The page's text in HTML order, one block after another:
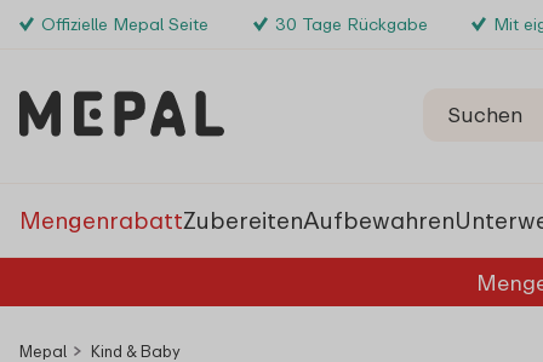
Offizielle Mepal Seite 30 Tage Rückgabe Mit
MengenrabattZubereitenAufbewahren
Mepal Kind & Baby